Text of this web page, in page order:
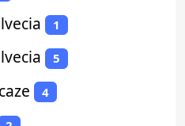
1
5
4